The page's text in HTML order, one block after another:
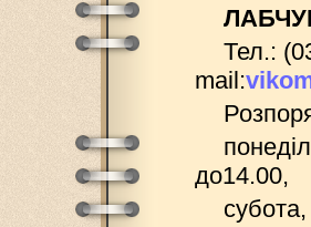
Тел.:
mail:
до14.00,
субота,